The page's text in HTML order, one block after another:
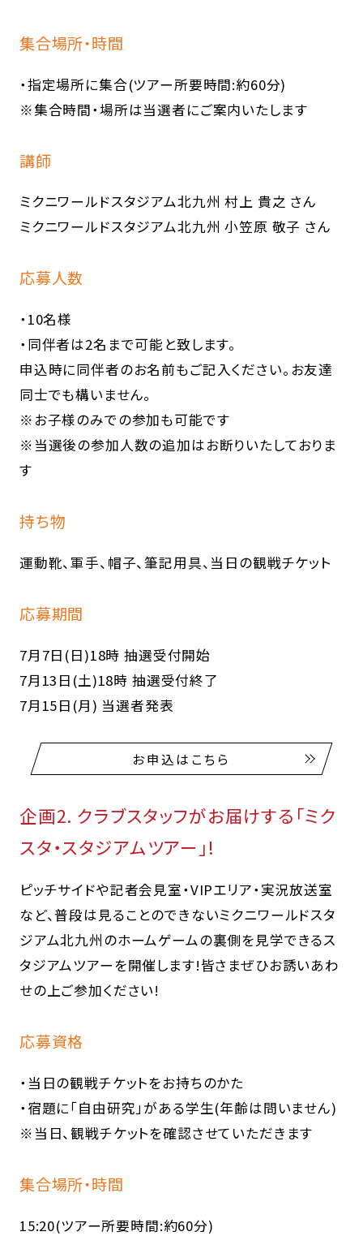
集合場所・時間
・指定場所に集合(ツアー所要時間:約60分)
※集合時間・場所は当選者にご案内いたします
講師
ミクニワールドスタジアム北九州 村上 貴之 さん
ミクニワールドスタジアム北九州 小笠原 敬子 さん
応募人数
・10名様
・同伴者は2名まで可能と致します。
申込時に同伴者のお名前もご記入ください。お友達
同士でも構いません。
※お子様のみでの参加も可能です
※当選後の参加人数の追加はお断りいたしておりま
す
持ち物
運動靴、軍手、帽子、筆記用具、当日の観戦チケット
応募期間
7月7日(日)18時 抽選受付開始
7月13日(土)18時 抽選受付終了
7月15日(月) 当選者発表
お申込はこちら
企画2. クラブスタッフがお届けする「ミク
スタ・スタジアムツアー」!
ピッチサイドや記者会見室・VIPエリア・実況放送室
など、普段は見ることのできないミクニワールドスタ
ジアム北九州のホームゲームの裏側を見学できるス
タジアムツアーを開催します!皆さまぜひお誘いあわ
せの上ご参加ください!
応募資格
・当日の観戦チケットをお持ちのかた
・宿題に「自由研究」がある学生(年齢は問いません)
※当日、観戦チケットを確認させていただきます
集合場所・時間
15:20(ツアー所要時間:約60分)